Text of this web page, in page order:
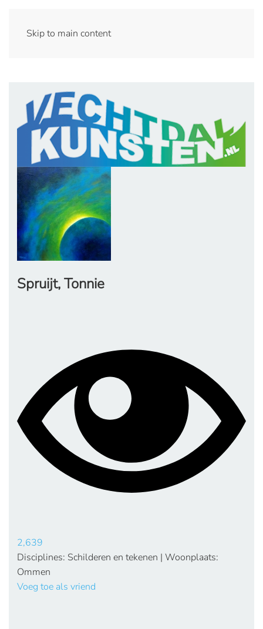
Skip to main content
Spruijt, Tonnie
2,639
Disciplines: Schilderen en tekenen | Woonplaats:
Ommen
Voeg toe als vriend